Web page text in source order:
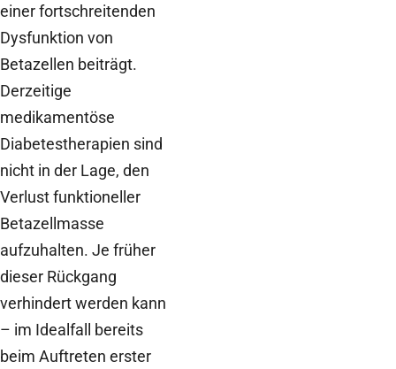
einer fortschreitenden
Dysfunktion von
Betazellen beiträgt.
Derzeitige
medikamentöse
Diabetestherapien sind
nicht in der Lage, den
Verlust funktioneller
Betazellmasse
aufzuhalten. Je früher
dieser Rückgang
verhindert werden kann
– im Idealfall bereits
beim Auftreten erster